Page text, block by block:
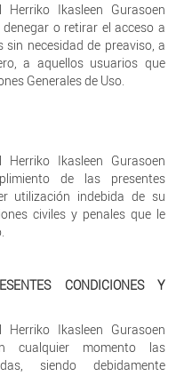
Ikasleen Gurasoen
o retirar el acceso a
necesidad de preaviso, a
a aquellos usuarios que
Generales de Uso.
Ikasleen Gurasoen
de las presentes
utilización indebida de su
civiles y penales que le
CONDICIONES Y
Ikasleen Gurasoen
cualquier momento las
siendo debidamente